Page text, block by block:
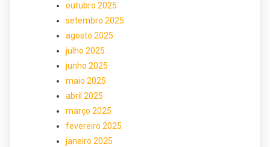
outubro 2025
setembro 2025
agosto 2025
julho 2025
junho 2025
maio 2025
abril 2025
março 2025
fevereiro 2025
janeiro 2025